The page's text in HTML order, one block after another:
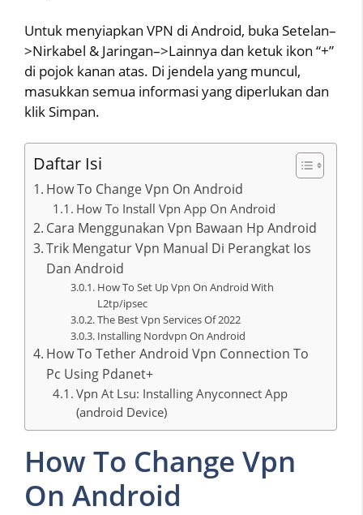
Untuk menyiapkan VPN di Android, buka Setelan–
>Nirkabel & Jaringan–>Lainnya dan ketuk ikon “+”
di pojok kanan atas. Di jendela yang muncul,
masukkan semua informasi yang diperlukan dan
klik Simpan.
Daftar Isi
How To Change Vpn On Android
How To Install Vpn App On Android
Cara Menggunakan Vpn Bawaan Hp Android
Trik Mengatur Vpn Manual Di Perangkat Ios
Dan Android
How To Set Up Vpn On Android With
L2tp/ipsec
The Best Vpn Services Of 2022
Installing Nordvpn On Android
How To Tether Android Vpn Connection To
Pc Using Pdanet+
Vpn At Lsu: Installing Anyconnect App
(android Device)
How To Change Vpn
On Android